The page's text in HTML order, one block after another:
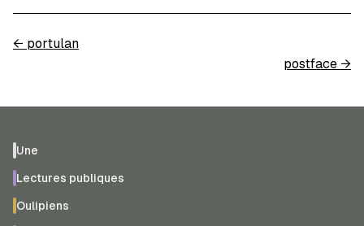
← portulan
postface →
Une
Lectures publiques
Oulipiens